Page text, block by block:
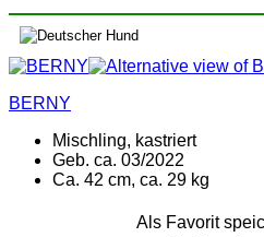
BERNY
Mischling, kastriert
Geb. ca. 03/2022
Ca. 42 cm, ca. 29 kg
Als Favorit